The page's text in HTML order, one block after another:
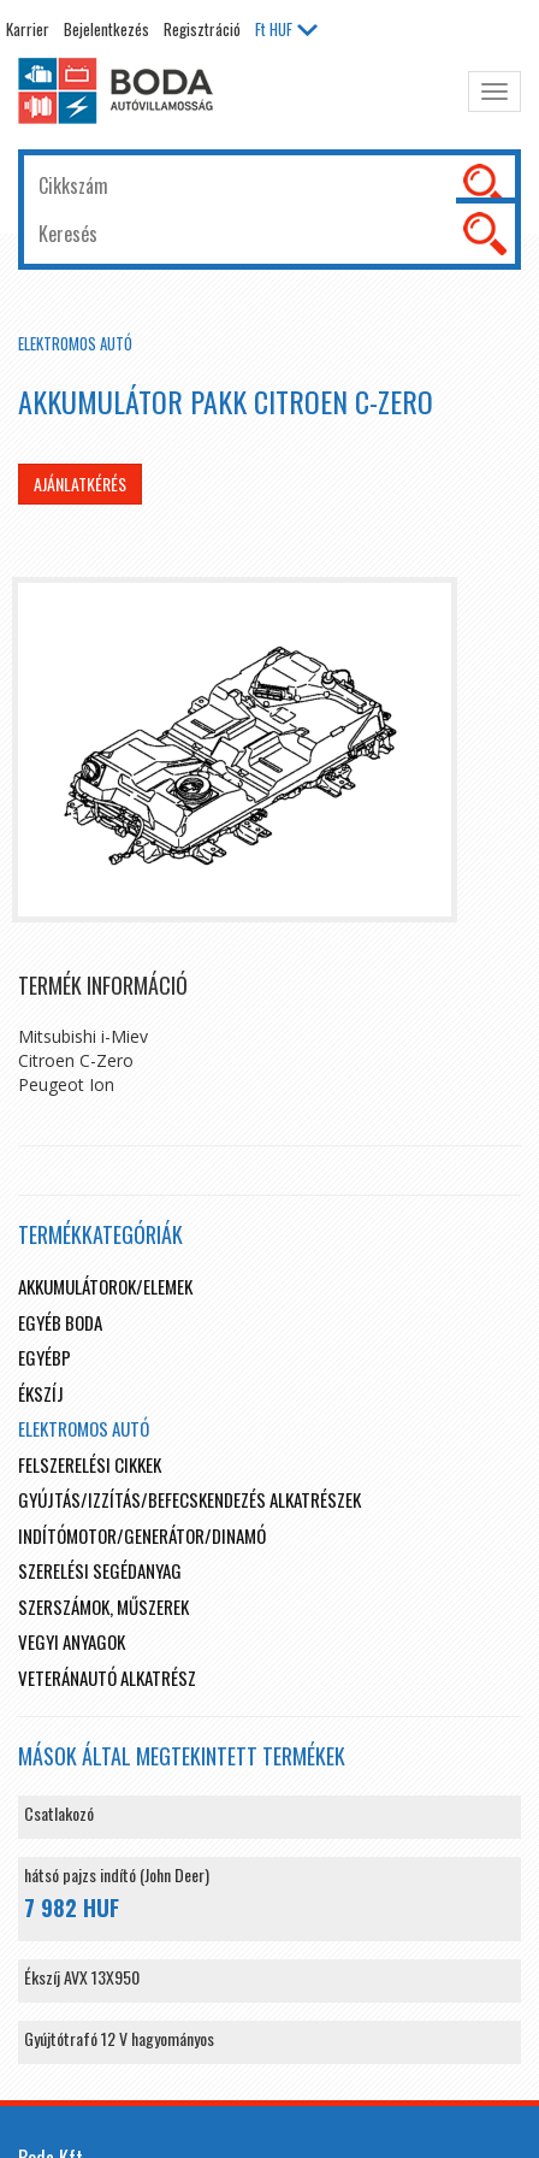
Karrier Bejelentkezés Regisztráció FtHUF
ELEKTROMOS AUTÓ
AKKUMULÁTOR PAKK CITROEN C-ZERO
AJÁNLATKÉRÉS
TERMÉK INFORMÁCIÓ
Mitsubishi i-Miev
Citroen C-Zero
Peugeot Ion
TERMÉKKATEGÓRIÁK
AKKUMULÁTOROK/ELEMEK
EGYÉB BODA
EGYÉBP
ÉKSZÍJ
ELEKTROMOS AUTÓ
FELSZERELÉSI CIKKEK
GYÚJTÁS/IZZÍTÁS/BEFECSKENDEZÉS ALKATRÉSZEK
INDÍTÓMOTOR/GENERÁTOR/DINAMÓ
SZERELÉSI SEGÉDANYAG
SZERSZÁMOK, MŰSZEREK
VEGYI ANYAGOK
VETERÁNAUTÓ ALKATRÉSZ
MÁSOK ÁLTAL MEGTEKINTETT TERMÉKEK
Csatlakozó
hátsó pajzs indító (John Deer)
7 982 HUF
Ékszíj AVX 13X950
Gyújtótrafó 12 V hagyományos